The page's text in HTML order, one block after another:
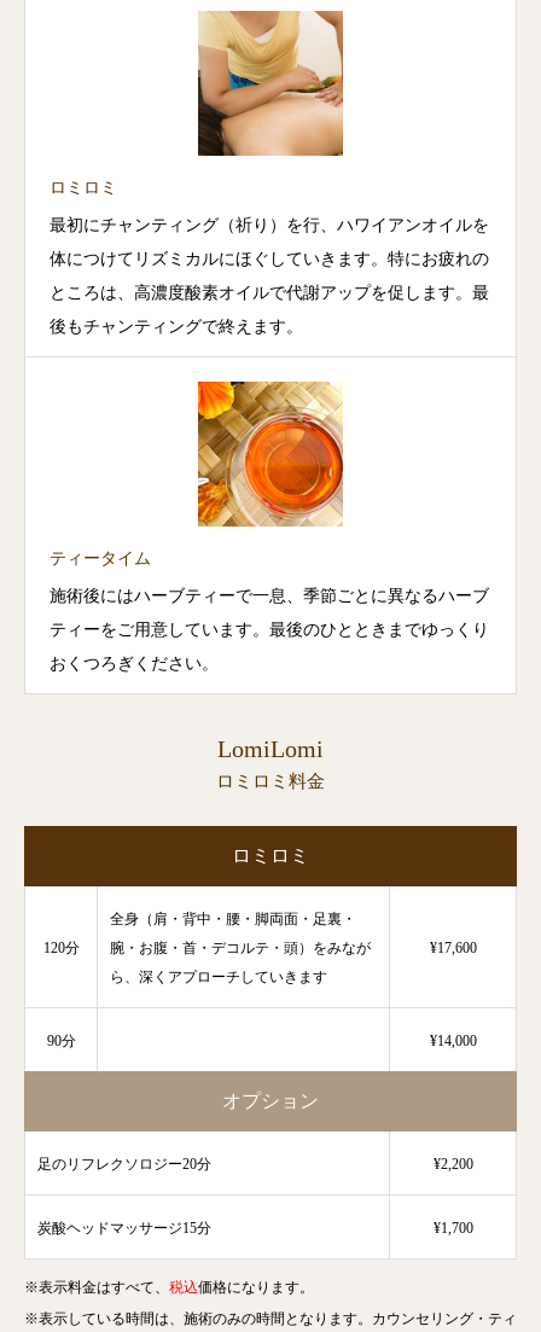
ロミロミ
最初にチャンティング（祈り）を行、ハワイアンオイルを
体につけてリズミカルにほぐしていきます。特にお疲れの
ところは、高濃度酸素オイルで代謝アップを促します。最
後もチャンティングで終えます。
ティータイム
施術後にはハーブティーで一息、季節ごとに異なるハーブ
ティーをご用意しています。最後のひとときまでゆっくり
おくつろぎください。
LomiLomi
ロミロミ料金
ロミロミ
120分
全身（肩・背中・腰・脚両面・足裏・
腕・お腹・首・デコルテ・頭）をみなが
ら、深くアプローチしていきます
¥17,600
90分 ¥14,000
オプション
足のリフレクソロジー20分 ¥2,200
炭酸ヘッドマッサージ15分 ¥1,700
※表示料金はすべて、 税込価格になります。
※表示している時間は、施術のみの時間となります。カウンセリング・ティ